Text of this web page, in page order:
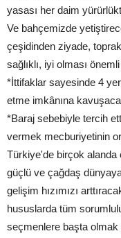
yasası her daim
Ve bahçemizde
çeşidinden ziyade,
sağlıklı, iyi olması
*İttifaklar sayesinde 4
etme imkânına
*Baraj sebebiyle tercih
vermek mecburiyetinin
Türkiye'de birçok alanda
güçlü ve çağdaş
gelişim hızımızı
hususlarda tüm
seçmenlere başta